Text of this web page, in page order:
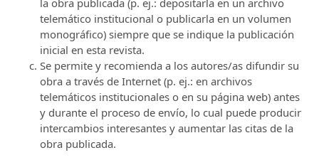
telemático institucional o publicarla en un volumen
monográfico) siempre que se indique la publicación
inicial en esta revista.
Se permite y recomienda a los autores/as difundir su
obra a través de Internet (p. ej.: en archivos
telemáticos institucionales o en su página web) antes
y durante el proceso de envío, lo cual puede producir
intercambios interesantes y aumentar las citas de la
obra publicada.